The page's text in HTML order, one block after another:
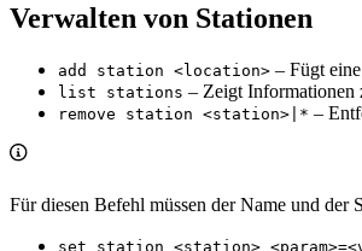
Verwalten von Stationen
add station <location> – Fügt
list stations – Zeigt Informationen
remove station <station>|* –
Für diesen Befehl müssen der Name und
set station <station>